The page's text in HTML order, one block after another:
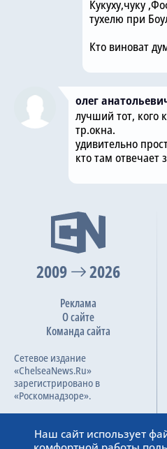
Кукуху,чуку
тухелю при
Кто виноват
олег
лучший тот, кого
тр.окна.
удивительно
кто там отвечает
2009 2026
Реклама
О сайте
Команда сайта
Сетевое издание
«ChelseaNews.Ru»
зарегистрировано в
«Роскомнадзоре».
ФС 77 – 87138.
Наш сайт использует